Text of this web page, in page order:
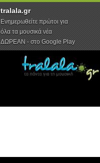
Αρχική Συνεντεύξεις
tralala.gr
Ενημερωθείτε πρώτοι για
όλα τα μουσικά νέα
ΔΩΡΕΑΝ - στο Google Play